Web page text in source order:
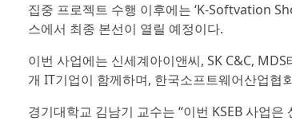
집중 프로젝트 수행 이후에는 ‘K-Softvation
스에서 최종 본선이 열릴 예정이다.
이번 사업에는 신세계아이앤씨, SK C&C,
개 IT기업이 함께하며, 한국소프트웨어산업협
경기대학교 김남기 교수는 “이번 KSEB 사업